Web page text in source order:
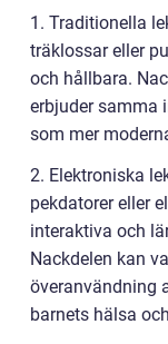
1. Traditionella
träklossar eller
och hållbara.
erbjuder samma
som mer
2. Elektroniska
pekdatorer eller
interaktiva och
Nackdelen kan
överanvändning
barnets hälsa